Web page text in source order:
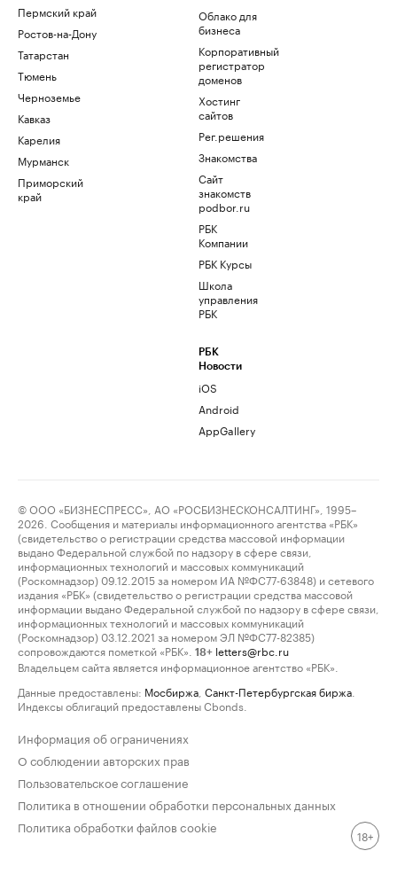
Пермский край
Ростов-на-Дону
Татарстан
Тюмень
Черноземье
Кавказ
Карелия
Мурманск
Приморский
край
Облако для
бизнеса
Корпоративный
регистратор
доменов
Хостинг
сайтов
Рег.решения
Знакомства
Сайт
знакомств
podbor.ru
РБК
Компании
РБК Курсы
Школа
управления
РБК
РБК
Новости
iOS
Android
AppGallery
© ООО «БИЗНЕСПРЕСС», АО «РОСБИЗНЕСКОНСАЛТИНГ», 1995–
2026. Сообщения и материалы информационного агентства «РБК»
(свидетельство о регистрации средства массовой информации
выдано Федеральной службой по надзору в сфере связи,
информационных технологий и массовых коммуникаций
(Роскомнадзор) 09.12.2015 за номером ИА №ФС77-63848) и сетевого
издания «РБК» (свидетельство о регистрации средства массовой
информации выдано Федеральной службой по надзору в сфере связи,
информационных технологий и массовых коммуникаций
(Роскомнадзор) 03.12.2021 за номером ЭЛ №ФС77-82385)
сопровождаются пометкой «РБК».
18+ letters@rbc.ru
Владельцем сайта является информационное агентство «РБК».
Данные предоставлены: Мосбиржа Санкт-Петербургская биржа
Индексы облигаций предоставлены Cbonds.
Информация об ограничениях
О соблюдении авторских прав
Пользовательское соглашение
Политика в отношении обработки персональных данных
Политика обработки файлов cookie
18+